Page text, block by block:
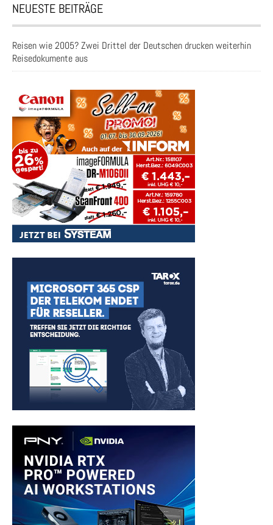
NEUESTE BEITRÄGE
Reisen wie 2005? Zwei Drittel der Deutschen drucken weiterhin
Reisedokumente aus